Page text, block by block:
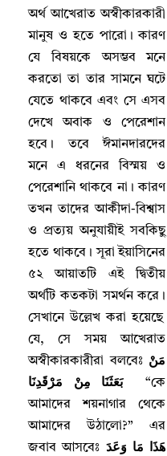
অর্থ আখেরাত অস্বীকারকারী
মানুষ ও হতে পারো । কারণ
যে বিষয়কে অসম্ভব মনে
করতো তা তার সামনে ঘটে
যেতে থাকবে এবং সে এসব
দেখে অবাক ও পেরেশান
হবে । তবে ঈমানদারদের
মনে এ ধরনের বিস্ময় ও
পেরেশানি থাকবে না । কারণ
তখন তাদের আকীদা-বিশ্বাস
ও প্রত্যয় অনুযায়ীই সবকিছু
হতে থাকবে। সূরা ইয়াসিনের
৫২ আয়াতটি এই দ্বিতীয়
অর্থটি কতকটা সমর্থন করে ।
সেখানে উল্লেখ করা হয়েছে
যে,সে সময় আখেরাত
অস্বীকারকারীরা বলবেঃ مَنْ
بَعَثَنَا مِنْ مَرْقَدِنَا
“কে
আমাদের শয়নাগার থেকে
আমাদের উঠালো?”এর
জবাব আসবেঃ هَذَا مَا وَعَدَ